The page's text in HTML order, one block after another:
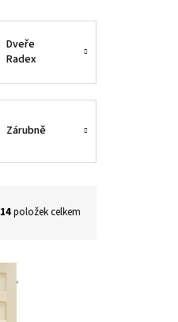
Dveře
Radex
sukaté
Zárubně
14položek celkem